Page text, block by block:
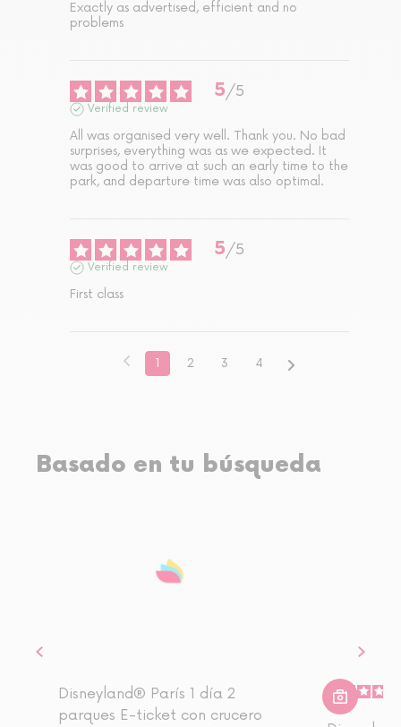
Exactly as advertised, efficient and no
problems
5/5
Verified review
All was organised very well. Thank you. No bad
surprises, everything was as we expected. It
was good to arrive at such an early time to the
park, and departure time was also optimal.
5/5
Verified review
First class
1 2 3 4
Basado en tu búsqueda
Disneyland® París 1 día 2
parques E-ticket con crucero